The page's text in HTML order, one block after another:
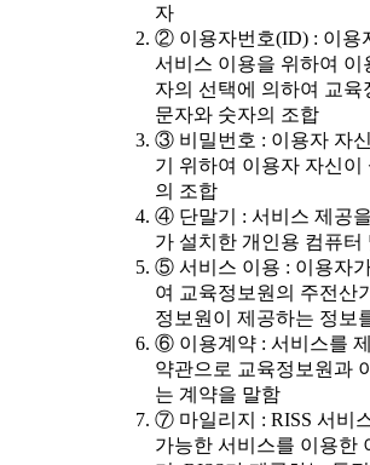
자
② 이용자번호(ID) : 이용
서비스 이용을 위하여 이
자의 선택에 의하여 교육
문자와 숫자의 조합
③ 비밀번호 : 이용자 자
기 위하여 이용자 자신
의 조합
④ 단말기 : 서비스 제공
가 설치한 개인용 컴퓨터
⑤ 서비스 이용 : 이용자
여 교육정보원의 주전산
정보원이 제공하는 정보
⑥ 이용계약 : 서비스를
약관으로 교육정보원과
는 계약을 말함
⑦ 마일리지 : RISS 서비
가능한 서비스를 이용한